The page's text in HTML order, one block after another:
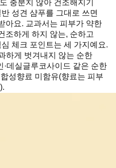
충분치 않아 건조해지기
성견 샴푸를 그대로 쓰면
아요. 교과서는 피부가 약한
조하게 하지 않는, 순하고
체크 포인트는 세 가지예요.
하게 벗겨내지 않는 순한
·데실글루코사이드 같은 순한
성향료 미함유(향료는 피부